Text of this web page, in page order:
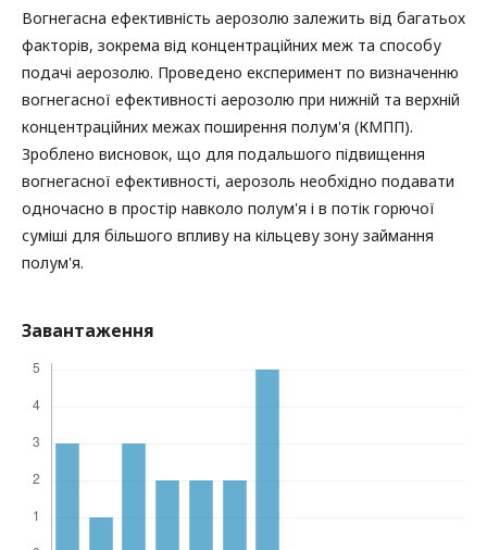
Вогнегасна ефективність аерозолю залежить від багатьох
факторів, зокрема від концентраційних меж та способу
подачі аерозолю. Проведено експеримент по визначенню
вогнегасної ефективності аерозолю при нижній та верхній
концентраційних межах поширення полум'я (КМПП).
Зроблено висновок, що для подальшого підвищення
вогнегасної ефективності, аерозоль необхідно подавати
одночасно в простір навколо полум'я і в потік горючої
суміші для більшого впливу на кільцеву зону займання
полум'я.
Завантаження